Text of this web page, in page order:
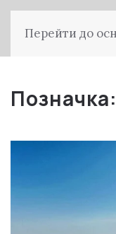
Перейти до
Позначка: